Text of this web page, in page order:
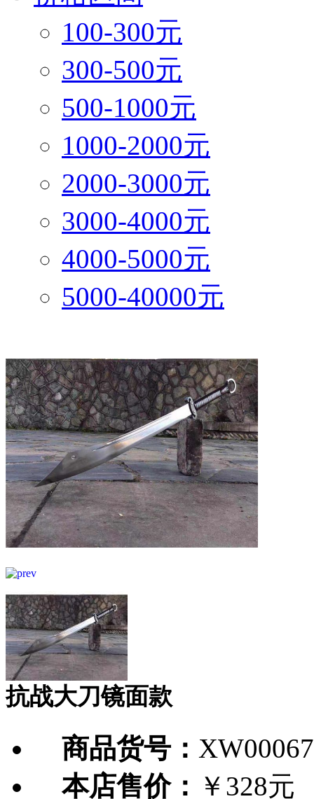
100-300元
300-500元
500-1000元
1000-2000元
2000-3000元
3000-4000元
4000-5000元
5000-40000元
抗战大刀镜面款
商品货号：
本店售价： ￥328元